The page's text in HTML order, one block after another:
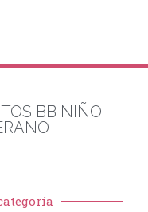
BB NIÑO